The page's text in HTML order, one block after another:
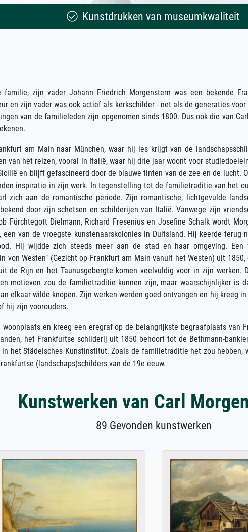
Kunstdrukken van museumkwaliteit
zijn vader Johann Friedrich Morgenstern was een bekende
en zijn vader was ook actief als kerkschilder - net als de generaties voor
van de familieleden zijn opgenomen sinds 1800. Dus ook die van
am Main naar München, waar hij les krijgt van de
van het reizen, vooral in Italië, waar hij drie jaar woont voor
en blijft gefascineerd door de blauwe tinten van de zee en de lucht.
inspiratie in zijn werk. In tegenstelling tot de familietraditie van het
zich aan de romantische periode. Zijn romantische, lichtgevulde
door zijn schetsen en schilderijen van Italië. Vanwege zijn
Fürchtegott Dielmann, Richard Fresenius en Josefine Schalk wordt
van de vroegste kunstenaarskolonies in Duitsland. Hij keerde terug
Hij wijdde zich steeds meer aan de stad en haar omgeving. Een
von Westen" (Gezicht op Frankfurt am Main vanuit het Westen) uit 1850,
de Rijn en het Taunusgebergte komen veelvuldig voor in zijn werken.
motieven zou de familietraditie kunnen zijn, maar waarschijnlijker is
elkaar wilde knopen. Zijn werken werden goed ontvangen en hij kreeg in
hij zijn voorouders.
en kreeg een eregraf op de belangrijkste begraafplaats van
het Frankfurtse schilderij uit 1850 behoort tot de Bethmann-
het Städelsches Kunstinstitut. Zoals de familietraditie het zou
(landschaps)schilders van de 19e eeuw.
Kunstwerken van Carl
89 Gevonden kunstwerken